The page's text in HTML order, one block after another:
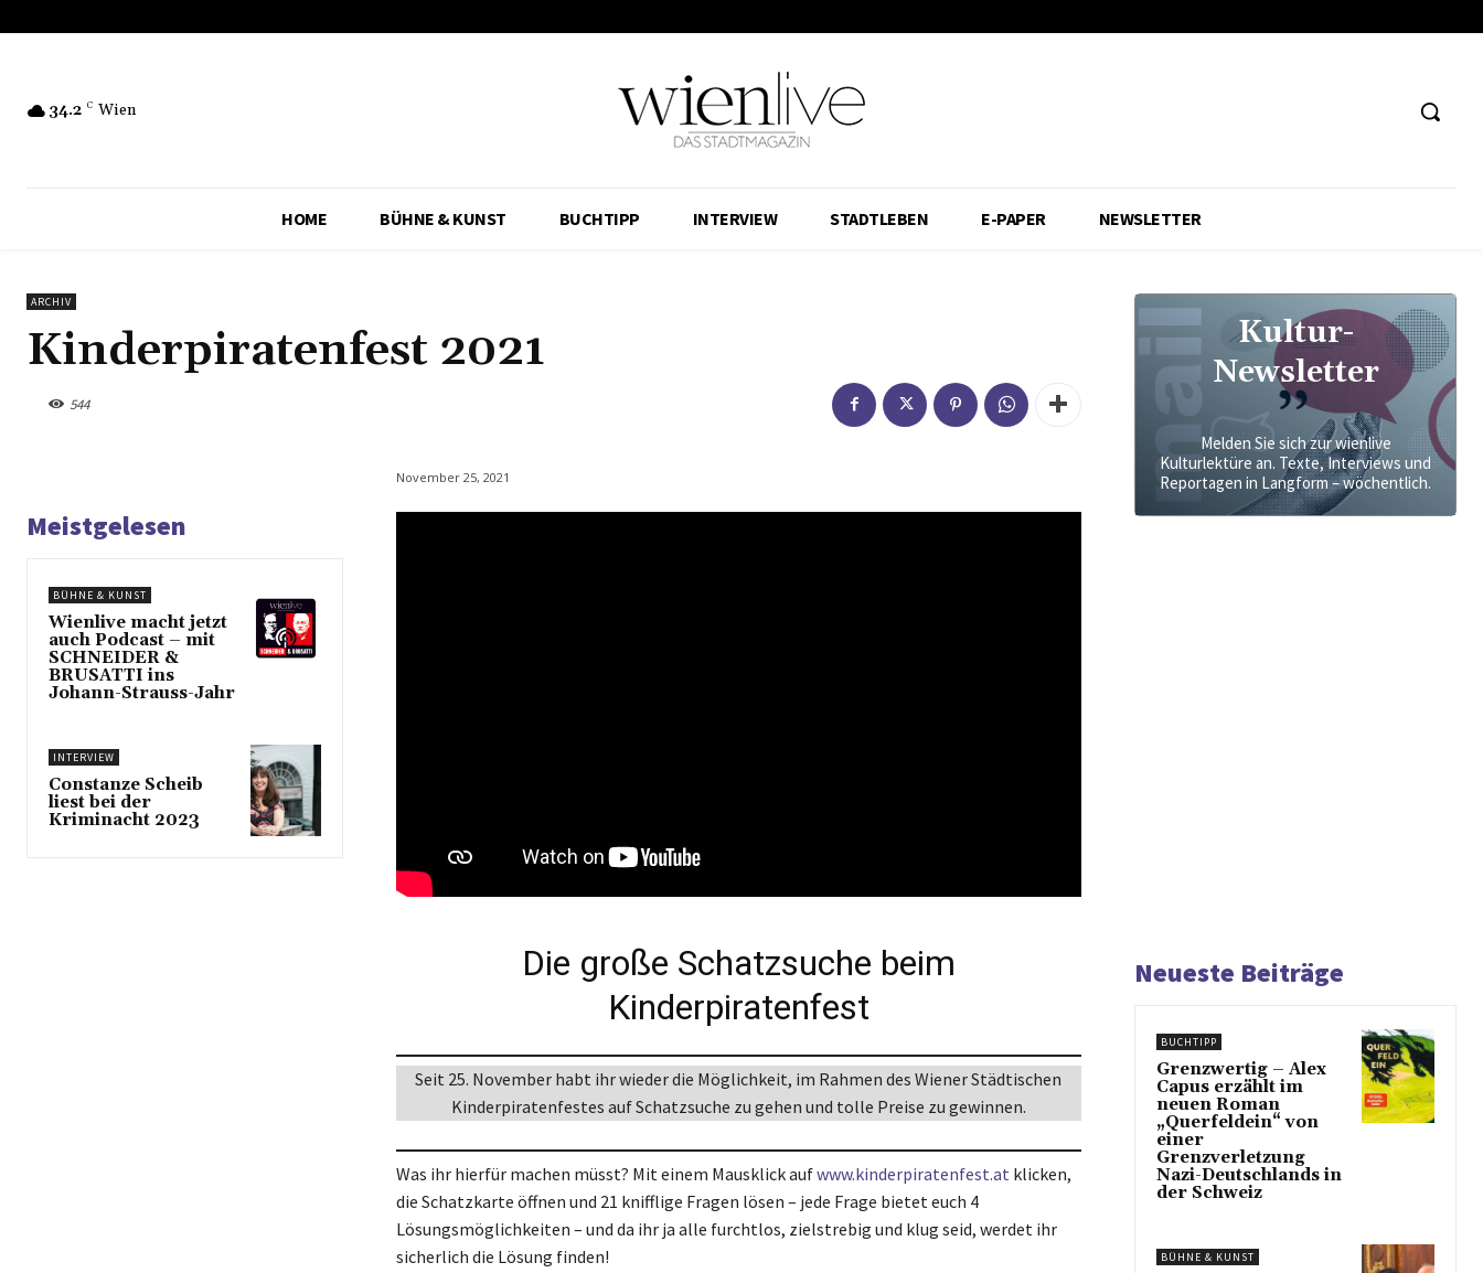
34.2 C Wien
HOME BÜHNE & KUNST BUCHTIPP INTERVIEW STADTLEBEN E-PAPER NEWSLETTER
ARCHIV
Kinderpiratenfest 2021
544
Meistgelesen
BÜHNE & KUNST
Wienlive macht jetzt
auch Podcast – mit
SCHNEIDER &
BRUSATTI ins
Johann-Strauss-Jahr
INTERVIEW
Constanze Scheib
liest bei der
Kriminacht 2023
November 25, 2021
Die große Schatzsuche beim
Kinderpiratenfest
Seit 25. November habt ihr wieder die Möglichkeit, im Rahmen des Wiener Städtischen
Kinderpiratenfestes auf Schatzsuche zu gehen und tolle Preise zu gewinnen.
Was ihr hierfür machen müsst? Mit einem Mausklick aufwww.kinderpiratenfest.at klicken,
die Schatzkarte öffnen und 21 knifflige Fragen lösen – jede Frage bietet euch 4
Lösungsmöglichkeiten – und da ihr ja alle furchtlos, zielstrebig und klug seid, werdet ihr
sicherlich die Lösung finden!
Kultur-
Newsletter
Melden Sie sich zur wienlive
Kulturlektüre an. Texte, Interviews und
Reportagen in Langform – wöchentlich.
Neueste Beiträge
BUCHTIPP
Grenzwertig – Alex
Capus erzählt im
neuen Roman
„Querfeldein“ von
einer
Grenzverletzung
Nazi-Deutschlands in
der Schweiz
BÜHNE & KUNST